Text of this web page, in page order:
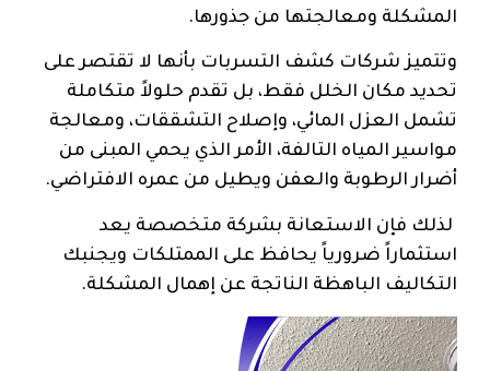
المشكلة ومعالجتها من جذورها.
وتتميز شركات كشف التسربات بأنها لا تقتصر على
تحديد مكان الخلل فقط، بل تقدم حلولاً متكاملة
تشمل العزل المائي، وإصلاح التشققات، ومعالجة
مواسير المياه التالفة، الأمر الذي يحمي المبنى من
أضرار الرطوبة والعفن ويطيل من عمره الافتراضي.
لذلك فإن الاستعانة بشركة متخصصة يعد
استثماراً ضرورياً يحافظ على الممتلكات ويجنبك
التكاليف الباهظة الناتجة عن إهمال المشكلة.